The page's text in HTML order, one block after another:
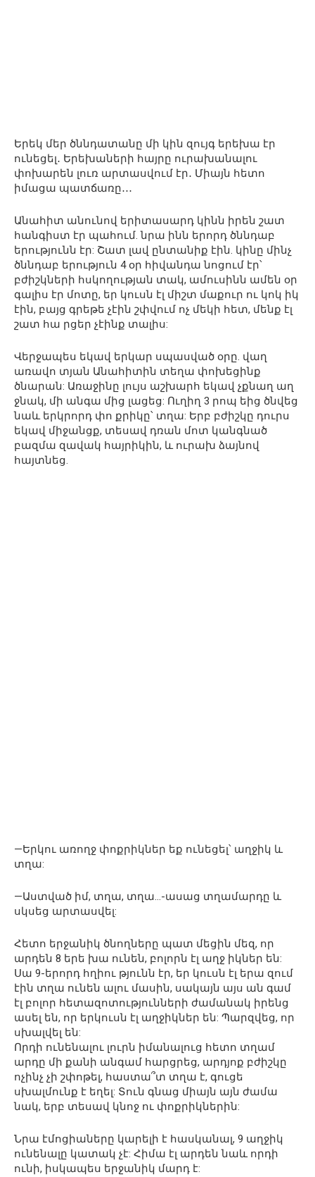
Երեկ մեր ծննդատանը մի կին զույգ երեխա էր
ունեցել․ Երեխաների հայրը ուրախանալու
փոխարեն լուռ արտասվում էր․ Միայն հետո
իմացա պատճառը․․․
Անահիտ անունով երիտասարդ կինն իրեն շատ
հանգիստ էր պահում. նրա ինն երորդ ծննդաբ
երությունն էր: Շատ լավ ընտանիք էին. կինը մինչ
ծննդաբ երություն 4 օր հիվանդա նոցում էր՝
բժիշկների հսկողության տակ, ամուսինն ամեն օր
գալիս էր մոտը, եր կուսն էլ միշտ մաքուր ու կոկ իկ
էին, բայց գրեթե չէին շփվում ոչ մեկի հետ, մենք էլ
շատ հա րցեր չէինք տալիս:
Վերջապես եկավ երկար սպասված օրը. վաղ
առավո տյան Անահիտին տեղա փոխեցինք
ծնարան: Առաջինը լույս աշխարհ եկավ չքնաղ աղ
ջնակ, մի անգա մից լացեց: Ուղիղ 3 րոպ եից ծնվեց
նաև երկրորդ փո քրիկը՝ տղա: Երբ բժիշկը դուրս
եկավ միջանցք, տեսավ դռան մոտ կանգնած
բազմա զավակ հայրիկին, և ուրախ ձայնով
հայտնեց.
—Երկու առողջ փոքրիկներ եք ունեցել՝ աղջիկ և
տղա:
—Աստված իմ, տղա, տղա…-ասաց տղամարդը և
սկսեց արտասվել:
Հետո երջանիկ ծնողները պատ մեցին մեզ, որ
արդեն 8 երե խա ունեն, բոլորն էլ աղջ իկներ են:
Սա 9-երորդ հղիու թյունն էր, եր կուսն էլ երա զում
էին տղա ունեն ալու մասին, սակայն այս ան գամ
էլ բոլոր հետազոտությունների ժամանակ իրենց
ասել են, որ երկուսն էլ աղջիկներ են: Պարզվեց, որ
սխալվել են:
Որդի ունենալու լուրն իմանալուց հետո տղամ
արդը մի քանի անգամ հարցրեց, արդյոք բժիշկը
ոչինչ չի շփոթել, հաստա՞տ տղա է, գուցե
սխալմունք է եղել: Տուն գնաց միայն այն ժամա
նակ, երբ տեսավ կնոջ ու փոքրիկներին:
Նրա էմոցիաները կարելի է հասկանալ, 9 աղջիկ
ունենալը կատակ չէ: Հիմա էլ արդեն նաև որդի
ունի, իսկապես երջանիկ մարդ է: